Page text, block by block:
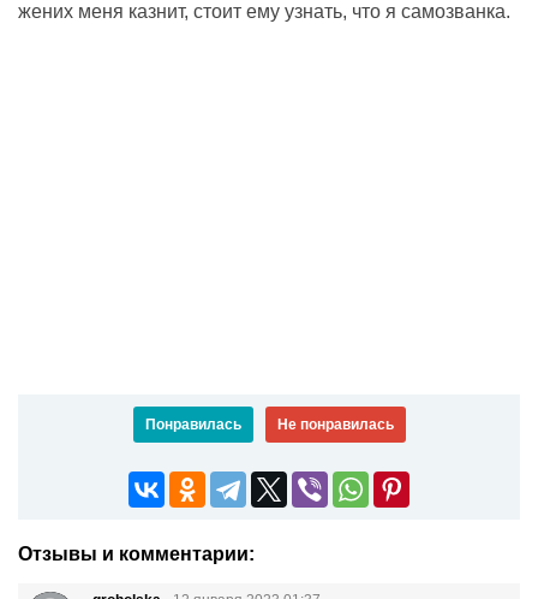
жених меня казнит, стоит ему узнать, что я самозванка.
Понравилась Не понравилась
Отзывы и комментарии: